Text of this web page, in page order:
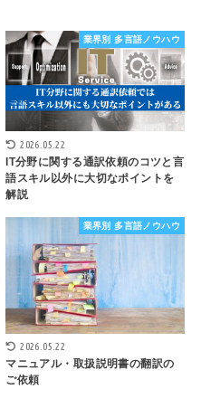
業界別 多言語ノウハウ
2026.05.22
IT分野に関する通訳依頼のコツと言
語スキル以外に大切なポイントを
解説
業界別 多言語ノウハウ
2026.05.22
マニュアル・取扱説明書の翻訳の
ご依頼